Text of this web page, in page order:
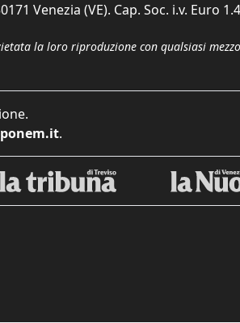
Venezia (VE). Cap. Soc. i.v. Euro
la loro riproduzione con qualsiasi
.